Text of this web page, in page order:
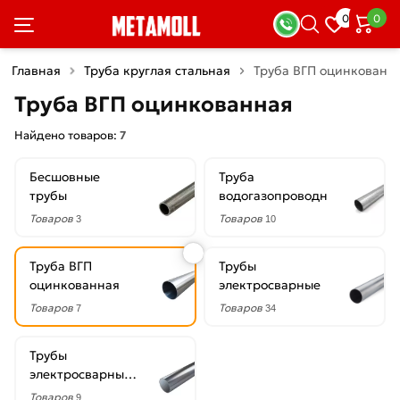
0 0
Главная Труба круглая стальная Труба ВГП
Труба ВГП оцинкованная
Найдено товаров: 7
Бесшовные
трубы
Товаров 3
Труба
водогазопроводная
Товаров 10
Труба ВГП
оцинкованная
Товаров 7
Трубы
электросварные
Товаров 34
Трубы
электросварные
оцинкованные
Товаров 9
Фильтры
×
скидкой
Цена
руб.
—
15
мм